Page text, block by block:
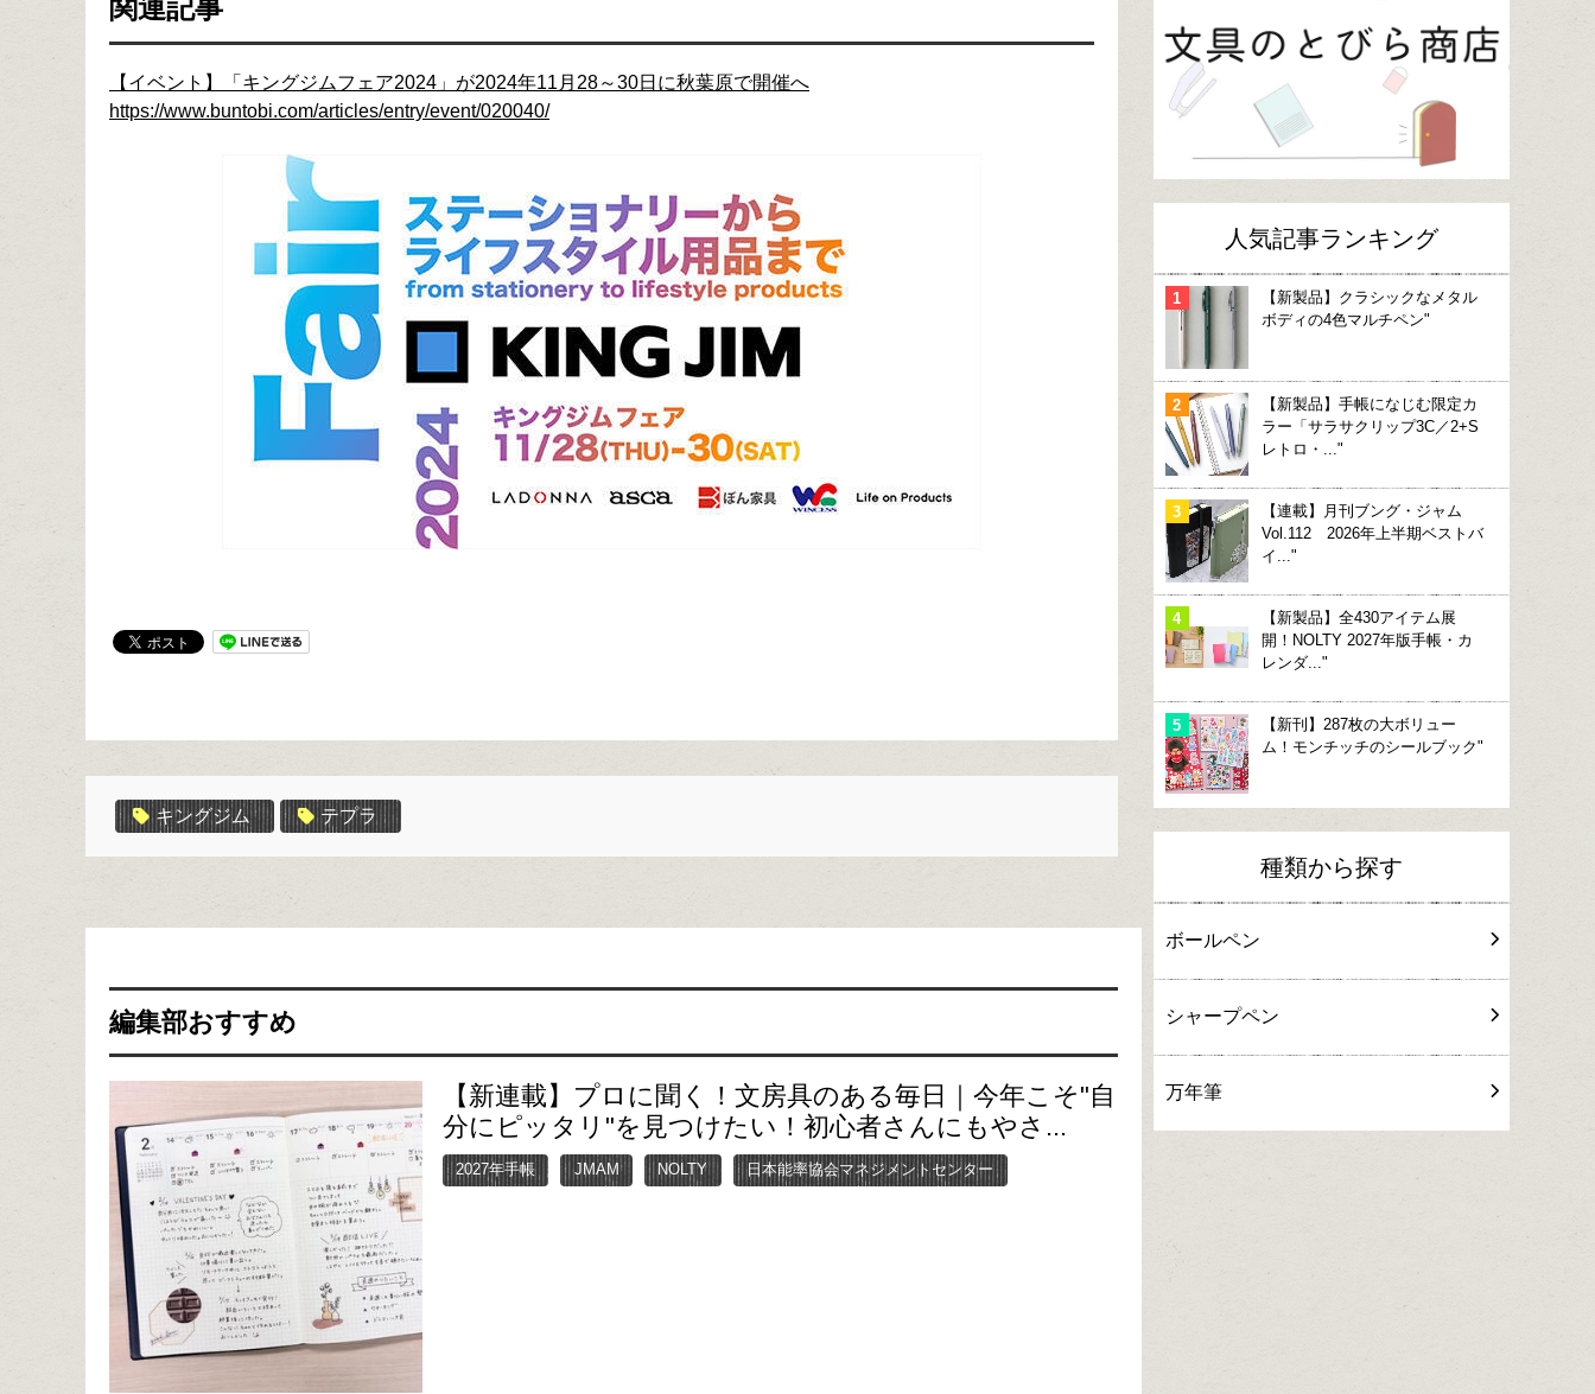
関連記事
【イベント】「キングジムフェア2024」が2024年11月28～30日に秋葉原で開催へ
https://www.buntobi.com/articles/entry/event/020040/
キングジム テプラ
編集部おすすめ
【新連載】プロに聞く！文房具のある毎日｜今年こそ"自
分にピッタリ"を見つけたい！初心者さんにもやさ...
2027年手帳 JMAM NOLTY 日本能率協会マネジメントセンター
人気記事ランキング
【新製品】クラシックなメタル
ボディの4色マルチペン"
【新製品】手帳になじむ限定カ
ラー「サラサクリップ3C／2+S
レトロ・..."
【連載】月刊ブング・ジャム
Vol.112 2026年上半期ベストバ
イ..."
【新製品】全430アイテム展
開！NOLTY 2027年版手帳・カ
レンダ..."
【新刊】287枚の大ボリュー
ム！モンチッチのシールブック"
種類から探す
ボールペン
シャープペン
万年筆